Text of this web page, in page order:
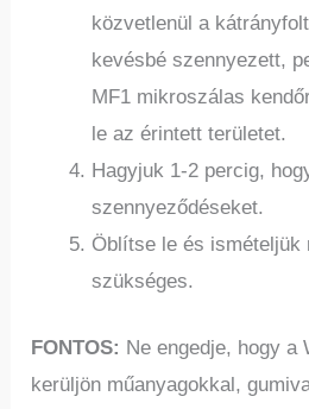
közvetlenül a
kevésbé szennyezett,
MF1 mikroszálas
le az érintett területet.
Hagyjuk 1-2 percig,
szennyeződéseket.
Öblítse le és ismételjük
szükséges.
FONTOS: Ne engedje, hogy a
kerüljön műanyagokkal,